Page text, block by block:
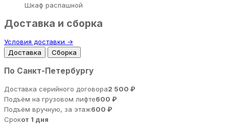
Шкаф распашной
Доставка и сборка
Условия доставки →
Доставка
Сборка
По Санкт-Петербургу
Доставка серийного договора2 500 ₽
Подъём на грузовом лифте600 ₽
Подъём вручную, за этаж600 ₽
Срокот 1 дня